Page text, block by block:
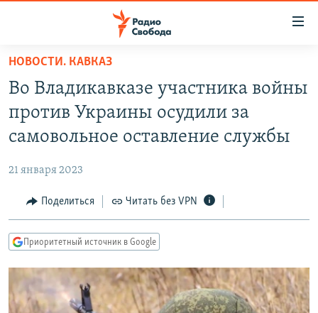
упрощенного
доступа
основному
Вернутся
Вернутся
поиску
ПОДКАСТЫ
АВТОРСКИЕ ПРОЕКТЫ
МНЕНИЯ
КУЛЬТУРА
КАВКАЗ.РЕАЛИИ
СЕВЕР.РЕАЛИИ
СИБИРЬ.РЕАЛИИ
НОВОСТИ. КАВКАЗ
Во Владикавказе участника войны
против Украины осудили за
самовольное оставление службы
21 января 2023
Поделиться Читать без VPN
Приоритетный источник в Google